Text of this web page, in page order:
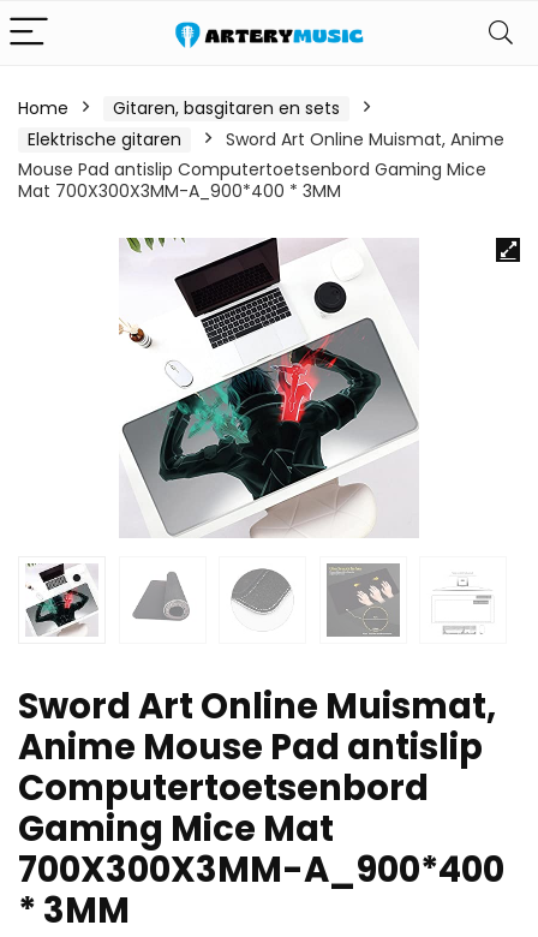
Home
Gitaren, basgitaren en sets
Elektrische gitaren
Sword Art Online Muismat, Anime
Mouse Pad antislip Computertoetsenbord Gaming Mice
Mat 700X300X3MM-A_900*400 * 3MM
Sword Art Online Muismat,
Anime Mouse Pad antislip
Computertoetsenbord
Gaming Mice Mat
700X300X3MM-A_900*400
* 3MM